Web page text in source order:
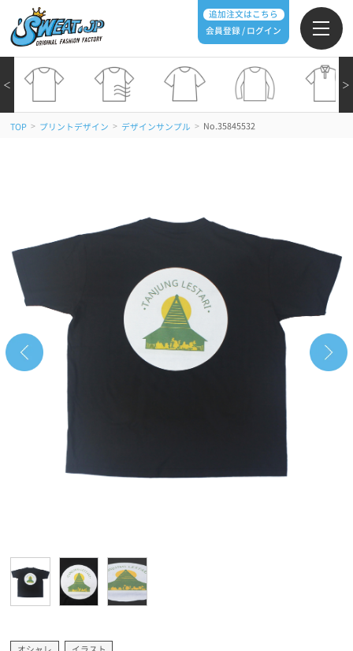
追加注文はこちら
会員登録 / ログイン
＞
＜
TOP > プリントデザイン > デザインサンプル > No.35845532